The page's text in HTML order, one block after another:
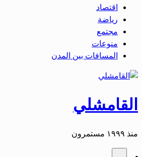
اقتصاد
رياضة
مجتمع
منوعات
المسافات بين المدن
القامشلي
منذ ١٩٩٩ مستمرون